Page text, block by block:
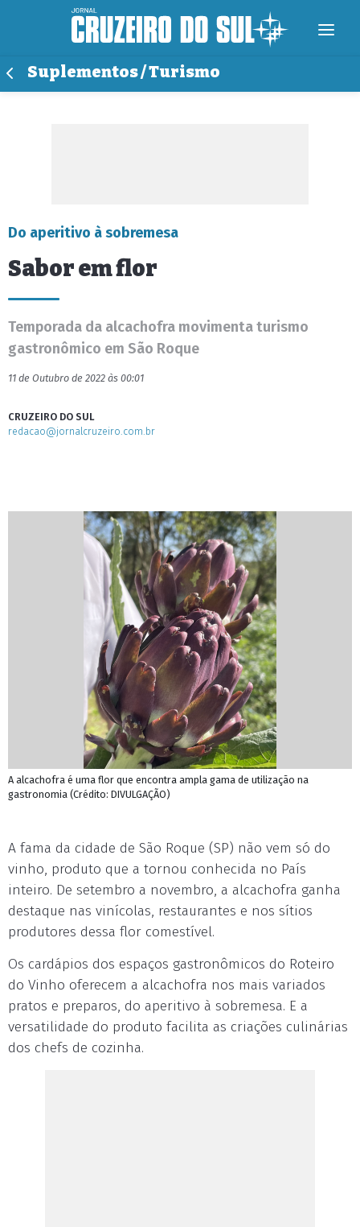
Suplementos / Turismo
Do aperitivo à sobremesa
Sabor em flor
Temporada da alcachofra movimenta turismo
gastronômico em São Roque
11 de Outubro de 2022 às 00:01
CRUZEIRO DO SUL
redacao@jornalcruzeiro.com.br
A alcachofra é uma flor que encontra ampla gama de utilização na
gastronomia (Crédito: DIVULGAÇÃO)
A fama da cidade de São Roque (SP) não vem só do
vinho, produto que a tornou conhecida no País
inteiro. De setembro a novembro, a alcachofra ganha
destaque nas vinícolas, restaurantes e nos sítios
produtores dessa flor comestível.
Os cardápios dos espaços gastronômicos do Roteiro
do Vinho oferecem a alcachofra nos mais variados
pratos e preparos, do aperitivo à sobremesa. E a
versatilidade do produto facilita as criações culinárias
dos chefs de cozinha.